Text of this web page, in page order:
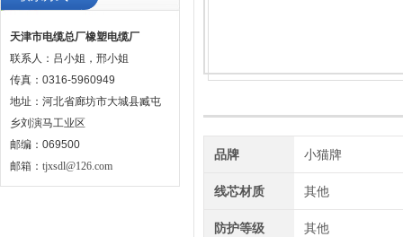
天津市电缆总厂橡塑电缆厂
联系人：吕小姐，邢小姐
传真：0316-5960949
地址：河北省廊坊市大城县臧屯
乡刘演马工业区
邮编：069500
邮箱： tjxsdl@126.com
品牌 小猫牌
线芯材质 其他
防护等级 其他